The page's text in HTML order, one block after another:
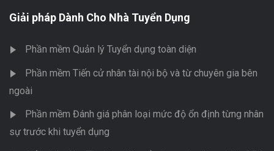
Giải pháp Dành Cho Nhà Tuyển Dụng
Phần mềm Quản lý Tuyển dụng toàn diện
Phần mềm Tiến cử nhân tài nội bộ và từ chuyên gia bên
ngoài
Phần mềm Đánh giá phân loại mức độ ổn định từng nhân
sự trước khi tuyển dụng